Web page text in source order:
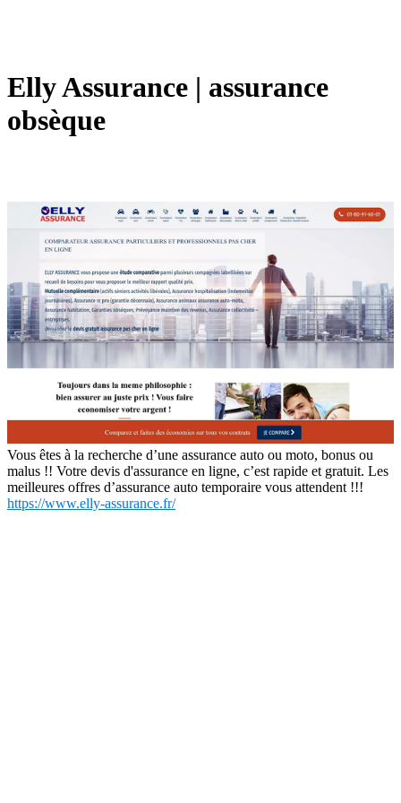
Elly Assurance | assurance
obsèque
Vous êtes à la recherche d’une assurance auto ou moto, bonus ou
malus !! Votre devis d'assurance en ligne, c’est rapide et gratuit. Les
meilleures offres d’assurance auto temporaire vous attendent !!!
https://www.elly-assurance.fr/